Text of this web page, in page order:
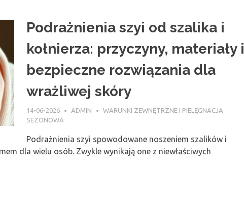
Podrażnienia szyi od szalika i
kołnierza: przyczyny, materiały i
bezpieczne rozwiązania dla
wrażliwej skóry
14-06-2026 ADMIN
WARUNKI ZEWNĘTRZNE I PIELĘGNACJA
SEZONOWA
Podrażnienia szyi spowodowane noszeniem szalików i
dla wielu osób. Zwykle wynikają one z niewłaściwych